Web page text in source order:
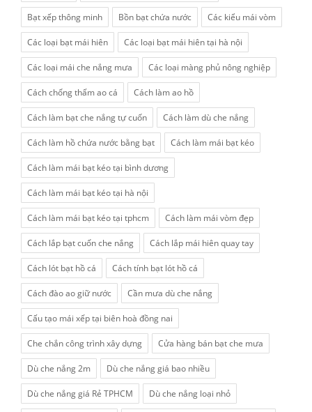
Bạt xếp thông minh Bồn bạt chứa nước Các kiểu mái vòm
Các loại bạt mái hiên Các loại bạt mái hiên tại hà nội
Các loại mái che nắng mưa Các loại màng phủ nông nghiệp
Cách chống thấm ao cá Cách làm ao hồ
Cách làm bạt che nắng tự cuốn Cách làm dù che nắng
Cách làm hồ chứa nước bằng bạt Cách làm mái bạt kéo
Cách làm mái bạt kéo tại bình dương
Cách làm mái bạt kéo tại hà nội
Cách làm mái bạt kéo tại tphcm Cách làm mái vòm đẹp
Cách lắp bạt cuốn che nắng Cách lắp mái hiên quay tay
Cách lót bạt hồ cá Cách tính bạt lót hồ cá
Cách đào ao giữ nước Cần mưa dù che nắng
Cấu tạo mái xếp tại biên hoà đồng nai
Che chắn công trình xây dựng Cửa hàng bán bạt che mưa
Dù che nắng 2m Dù che nắng giá bao nhiều
Dù che nắng giá Rẻ TPHCM Dù che nắng loại nhỏ